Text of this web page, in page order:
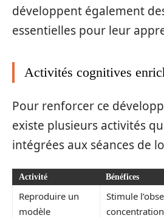
développent également
essentielles pour leur
Activités cognitives
Pour renforcer ce
existe plusieurs activités
intégrées aux séances de
Activité Bénéfices
Reproduire un
modèle
Stimule